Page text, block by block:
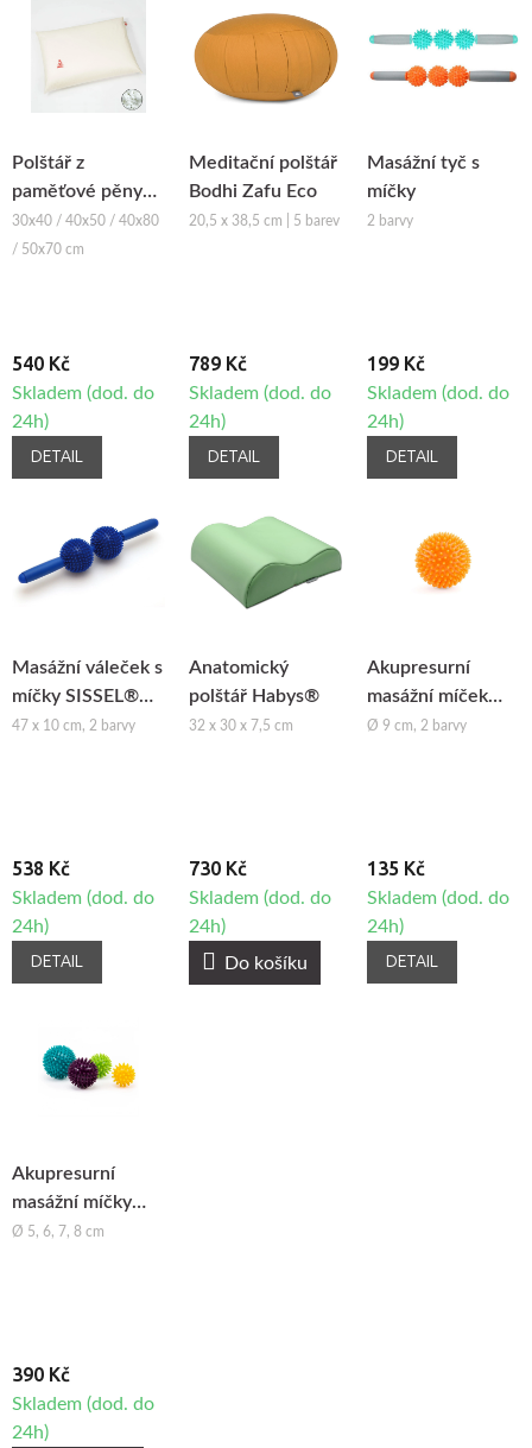
Polštář z
paměťové pěny
PRÁNA Comfort
Memory
30x40 / 40x50 / 40x80
/ 50x70 cm
540 Kč
Skladem (dod. do
24h)
DETAIL
Meditační polštář
Bodhi Zafu Eco
20,5 x 38,5 cm | 5 barev
789 Kč
Skladem (dod. do
24h)
DETAIL
Masážní tyč s
míčky
2 barvy
199 Kč
Skladem (dod. do
24h)
DETAIL
Masážní váleček s
míčky SISSEL®
Spiky Twin Roller
47 x 10 cm, 2 barvy
538 Kč
Skladem (dod. do
24h)
DETAIL
Anatomický
polštář Habys®
32 x 30 x 7,5 cm
730 Kč
Skladem (dod. do
24h)
Do košíku
Akupresurní
masážní míček
Bodhi Spiky Ball
Ø 9 cm, 2 barvy
135 Kč
Skladem (dod. do
24h)
DETAIL
Akupresurní
masážní míčky
Bodhi Spiky Ball,
Ø 5, 6, 7, 8 cm
390 Kč
Skladem (dod. do
24h)